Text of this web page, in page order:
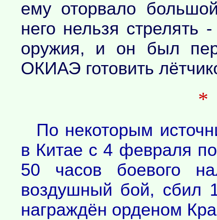
ему оторвало
него нельзя стрелять
оружия, и он был
ОКИАЭ готовить
По некоторым
в Китае с 4 февраля
50 часов боевого
воздушный бой, сбил
награждён орденом